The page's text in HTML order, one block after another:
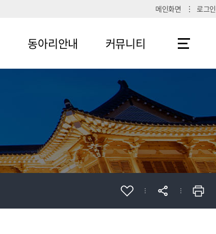
메인화면 로그인
동아리안내 커뮤니티
공지사항